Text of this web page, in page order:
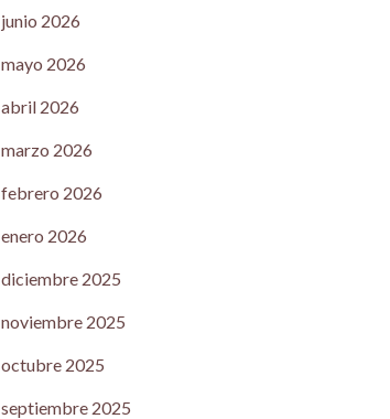
junio 2026
mayo 2026
abril 2026
marzo 2026
febrero 2026
enero 2026
diciembre 2025
noviembre 2025
octubre 2025
septiembre 2025